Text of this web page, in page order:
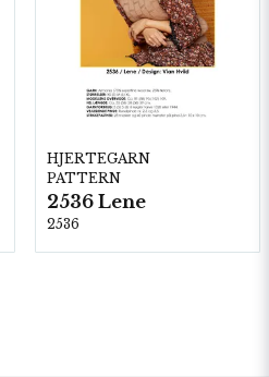
HJERTEGARN
PATTERN
2536 Lene
2536